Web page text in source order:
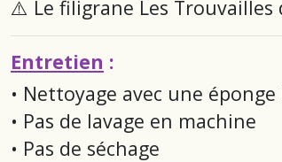
⚠️ Le filigrane Les Trouvailles
Entretien :
• Nettoyage avec une
• Pas de lavage en machine
• Pas de séchage